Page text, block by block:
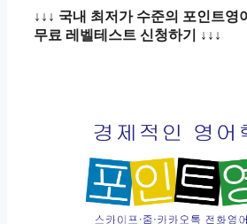
↓↓↓ 국내 최저가 수준의 포인트영
무료 레벨테스트 신청하기 ↓↓↓